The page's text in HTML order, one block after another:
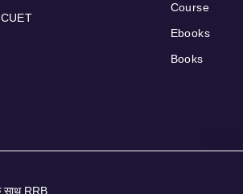
CUET
Course
Ebooks
Books